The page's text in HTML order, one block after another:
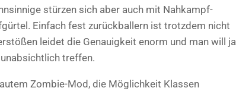
stürzen sich aber auch mit Nahkampf-
Einfach fest zurückballern ist trotzdem nicht
leidet die Genauigkeit enorm und man will ja
treffen.
Zombie-Mod, die Möglichkeit Klassen